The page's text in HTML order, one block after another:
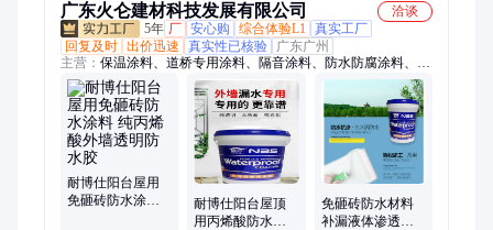
广东火仑建材科技发展有限公司
洽谈
5年 厂 安心购 综合体验L1
真实工厂
回复及时 出价迅速 真实性已核验
广东广州
主营： 保温涂料、道桥专用涂料、隔音涂料、防水防腐涂料、屋
顶防晒隔热漆
耐博仕阳台屋用
免砸砖防水涂料
耐博仕阳台屋顶
用丙烯酸防水涂
免砸砖防水材料
补漏液体渗透剂